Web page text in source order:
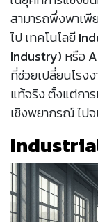
สามารถพึ่งพาเพี
ไป เทคโนโลยี
Industry) หรือ
ที่ช่วยเปลี่ยนโรง
แท้จริง ตั้งแต่กา
เชิงพยากรณ์ ไป